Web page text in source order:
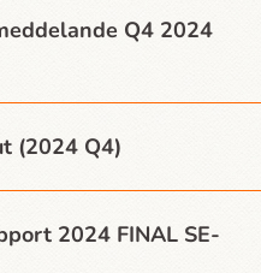
Q4 2024
(2024 Q4)
2024 FINAL SE-